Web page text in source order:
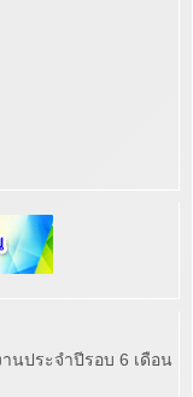
นประจำปีรอบ 6 เดือน